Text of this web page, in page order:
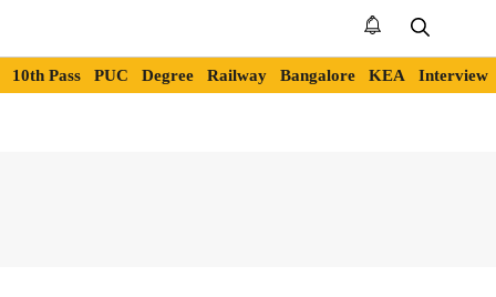
content
10th Pass PUC Degree Railway Bangalore KEA Interview